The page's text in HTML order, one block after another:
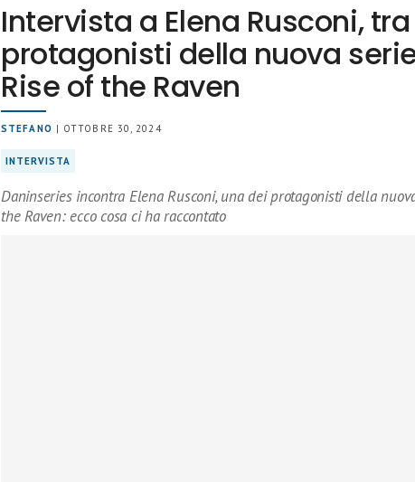
Intervista a Elena Rusconi,
protagonisti della nuova
Rise of the Raven
STEFANO | OTTOBRE 30, 2024
INTERVISTA
Daninseries incontra Elena Rusconi, una dei protagonisti della
the Raven: ecco cosa ci ha raccontato